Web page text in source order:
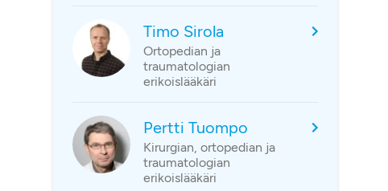
Timo Sirola
Ortopedian ja
traumatologian
erikoislääkäri
Pertti Tuompo
Kirurgian, ortopedian ja
traumatologian
erikoislääkäri